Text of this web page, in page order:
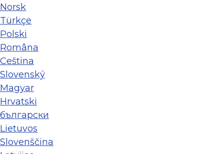
Norsk
Türkçe
Polski
Româna
Ceština
Slovenský
Magyar
Hrvatski
български
Lietuvos
Slovenščina